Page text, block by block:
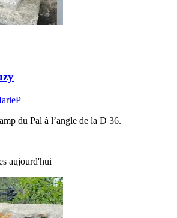
du Pal à l’angle de la D 36.
aujourd'hui